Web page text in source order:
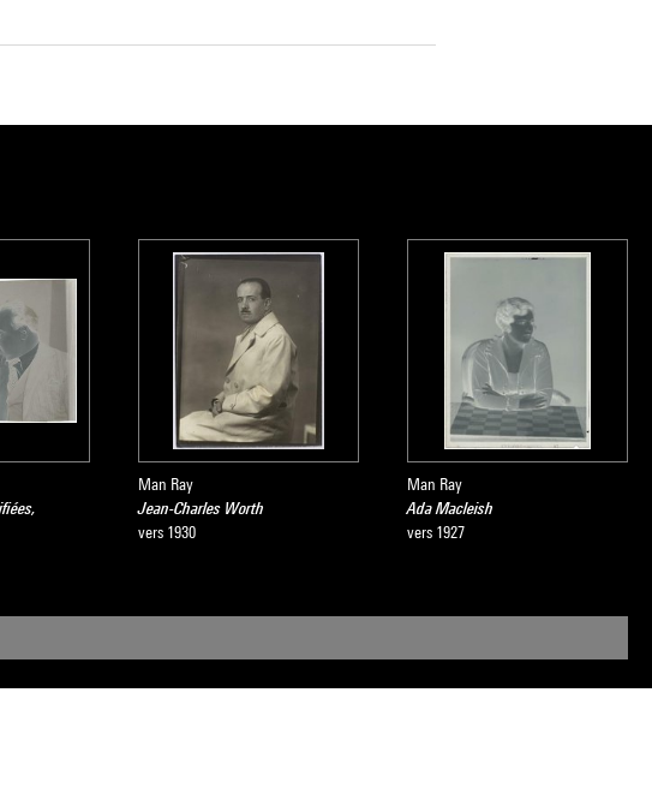
Man Ray
Jean-Charles Worth
vers 1930
Man Ray
Ada Macleish
vers 1927